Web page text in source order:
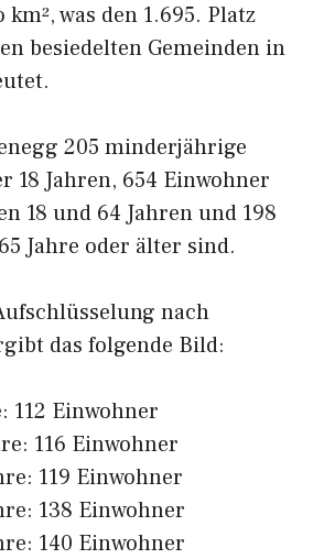
was den 1.695. Platz
besiedelten Gemeinden in
205 minderjährige
18 Jahren, 654 Einwohner
18 und 64 Jahren und 198
Jahre oder älter sind.
nach
das folgende Bild:
112 Einwohner
116 Einwohner
119 Einwohner
138 Einwohner
140 Einwohner